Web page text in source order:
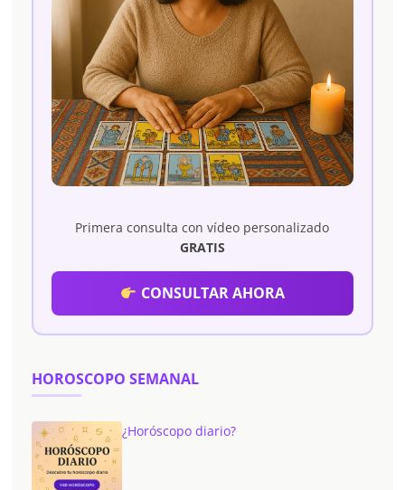
Primera consulta con vídeo personalizado
GRATIS
CONSULTAR AHORA
HOROSCOPO SEMANAL
¿Horóscopo diario?